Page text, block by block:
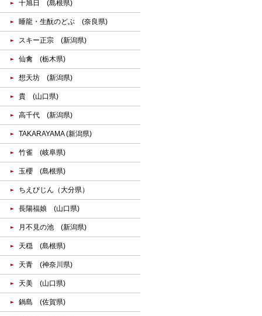
十旭日 (島根県)
睡龍・生酛のどぶ (奈良県)
スキー正宗 (新潟県)
仙禽 (栃木県)
想天坊 (新潟県)
貴 (山口県)
高千代 (新潟県)
TAKARAYAMA (新潟県)
竹雀 (岐阜県)
玉櫻 (島根県)
ちえびじん（大分県）
長陽福娘 (山口県)
月不見の池 (新潟県)
天穏 (島根県)
天青 (神奈川県)
天美 (山口県)
鍋島 (佐賀県)